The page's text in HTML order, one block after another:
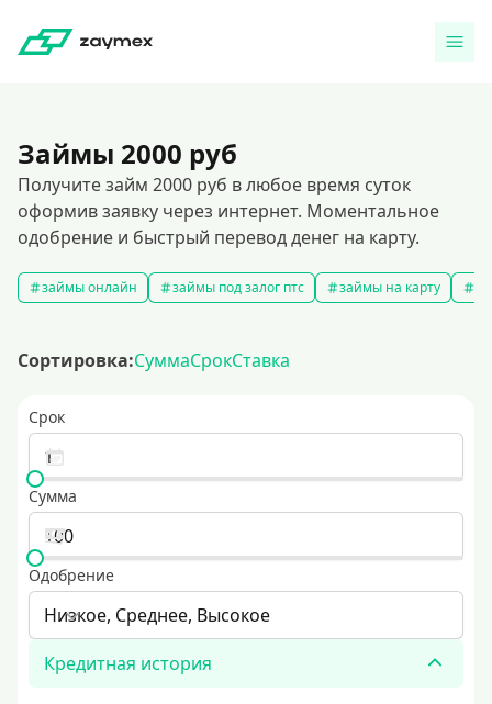
Займы 2000 руб
Получите займ 2000 руб в любое время суток
оформив заявку через интернет. Моментальное
одобрение и быстрый перевод денег на карту.
займы онлайн займы под залог птс займы на карту
Сортировка:СуммаСрокСтавка
Срок
Сумма
Одобрение
Низкое, Среднее, Высокое
Кредитная история